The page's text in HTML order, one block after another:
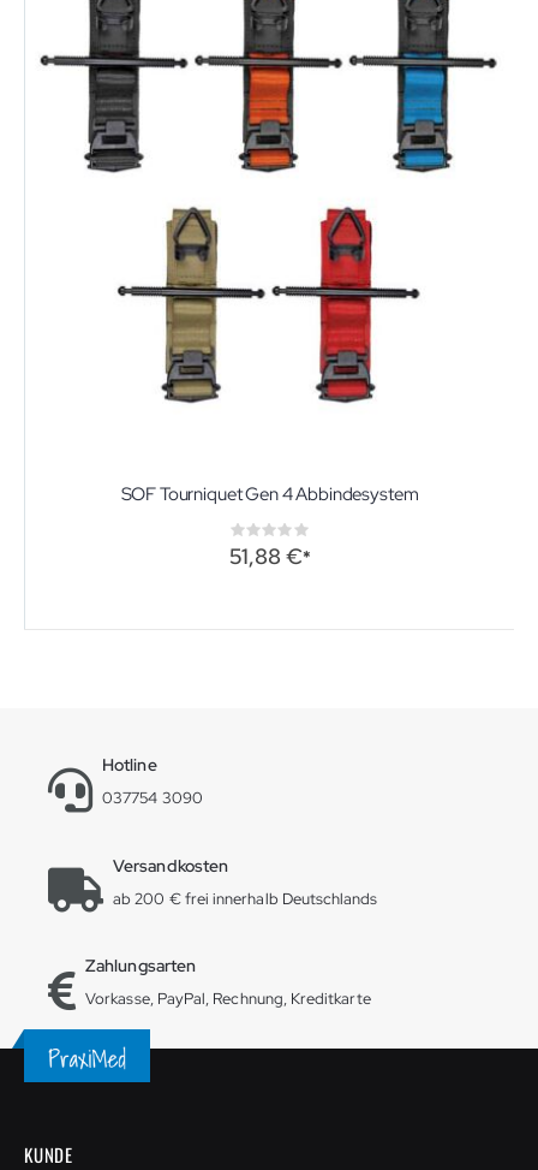
SOF Tourniquet Gen 4 Abbindesystem
Rating:
0%
51,88 €
Hotline
037754 3090
Versandkosten
ab 200 € frei innerhalb Deutschlands
Zahlungsarten
Vorkasse, PayPal, Rechnung, Kreditkarte
KUNDE